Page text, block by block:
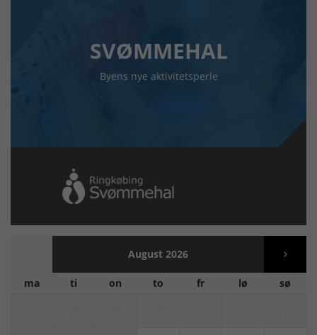
SVØMMEHAL
Byens nye aktivitetsperle
August 2026
ma ti on to fr lø sø